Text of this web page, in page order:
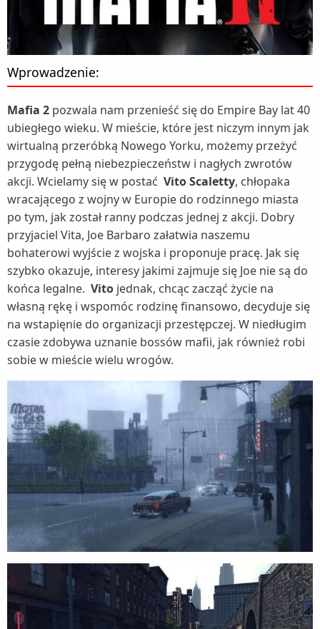
Wprowadzenie:
Mafia 2 pozwala nam przenieść się do Empire Bay lat 40
ubiegłego wieku. W mieście, które jest niczym innym jak
wirtualną przeróbką Nowego Yorku, możemy przeżyć
przygodę pełną niebezpieczeństw i nagłych zwrotów
akcji. Wcielamy się w postać Vito Scaletty, chłopaka
wracającego z wojny w Europie do rodzinnego miasta
po tym, jak został ranny podczas jednej z akcji. Dobry
przyjaciel Vita, Joe Barbaro załatwia naszemu
bohaterowi wyjście z wojska i proponuje pracę. Jak się
szybko okazuje, interesy jakimi zajmuje się Joe nie są do
końca legalne. Vito jednak, chcąc zacząć życie na
własną rękę i wspomóc rodzinę finansowo, decyduje się
na wstapięnie do organizacji przestępczej. W niedługim
czasie zdobywa uznanie bossów mafii, jak również robi
sobie w mieście wielu wrogów.